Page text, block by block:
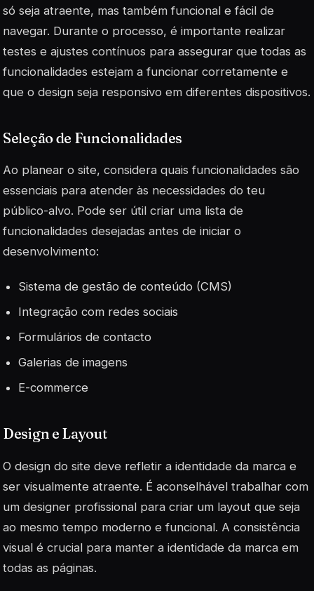
só seja atraente, mas também funcional e fácil de
navegar. Durante o processo, é importante realizar
testes e ajustes contínuos para assegurar que todas as
funcionalidades estejam a funcionar corretamente e
que o design seja responsivo em diferentes dispositivos.
Seleção de Funcionalidades
Ao planear o site, considera quais funcionalidades são
essenciais para atender às necessidades do teu
público-alvo. Pode ser útil criar uma lista de
funcionalidades desejadas antes de iniciar o
desenvolvimento:
Sistema de gestão de conteúdo (CMS)
Integração com redes sociais
Formulários de contacto
Galerias de imagens
E-commerce
Design e Layout
O design do site deve refletir a identidade da marca e
ser visualmente atraente. É aconselhável trabalhar com
um designer profissional para criar um layout que seja
ao mesmo tempo moderno e funcional. A consistência
visual é crucial para manter a identidade da marca em
todas as páginas.